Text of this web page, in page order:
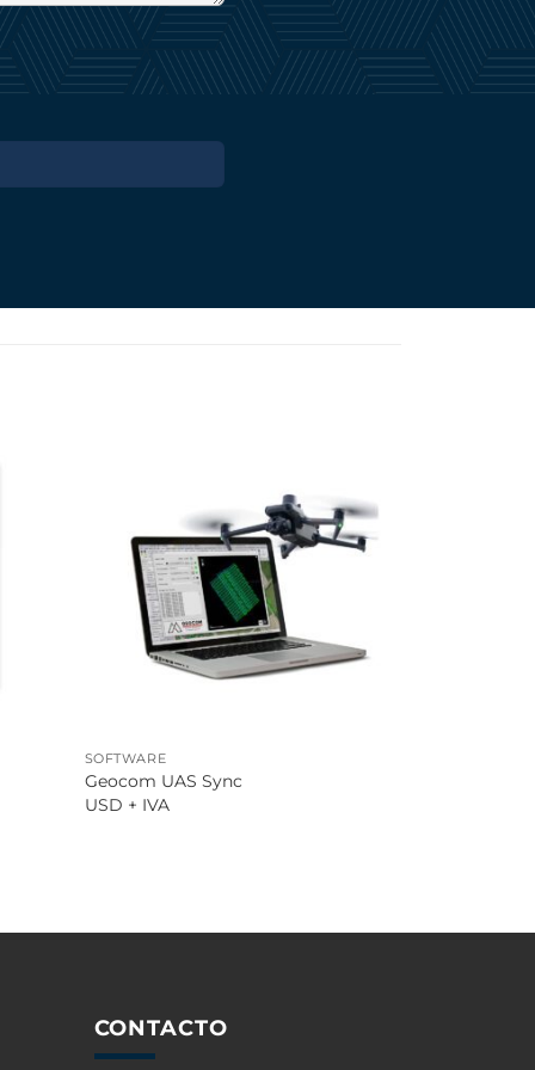
SOFTWARE
Geocom UAS Sync
USD + IVA
CONTACTO